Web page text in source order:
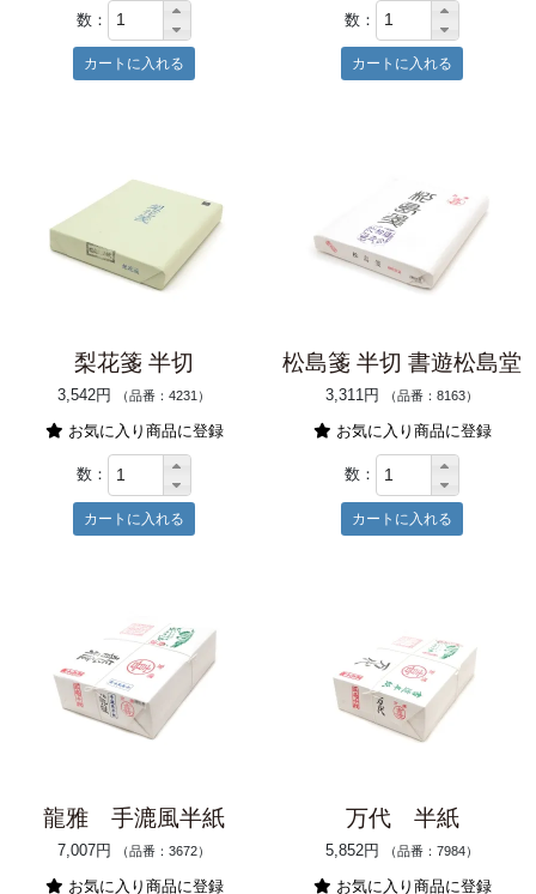
数： 数：
梨花箋 半切
3,542円 （品番：4231）
お気に入り商品に登録
数：
松島箋 半切 書遊松島堂
3,311円 （品番：8163）
お気に入り商品に登録
数：
龍雅 手漉風半紙
7,007円 （品番：3672）
お気に入り商品に登録
万代 半紙
5,852円 （品番：7984）
お気に入り商品に登録